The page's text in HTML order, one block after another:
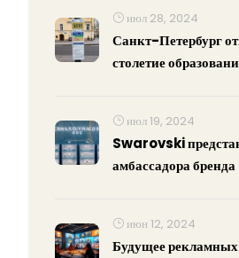
июл 28, 2024
Санкт-Петербург
столетие
июл 19, 2024
Swarovski
амбассадора бренда
июн 12, 2024
Будущее